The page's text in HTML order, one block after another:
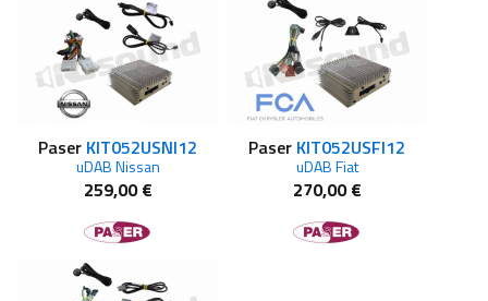
Paser KIT052USNI12
uDAB Nissan
259,00 €
Paser KIT052USFI12
uDAB Fiat
270,00 €